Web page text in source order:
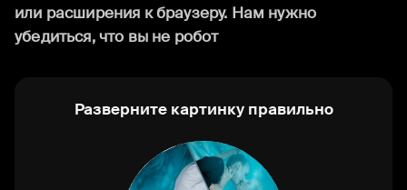
или расширения к браузеру. Нам нужно
убедиться, что вы не робот
Разверните картинку правильно